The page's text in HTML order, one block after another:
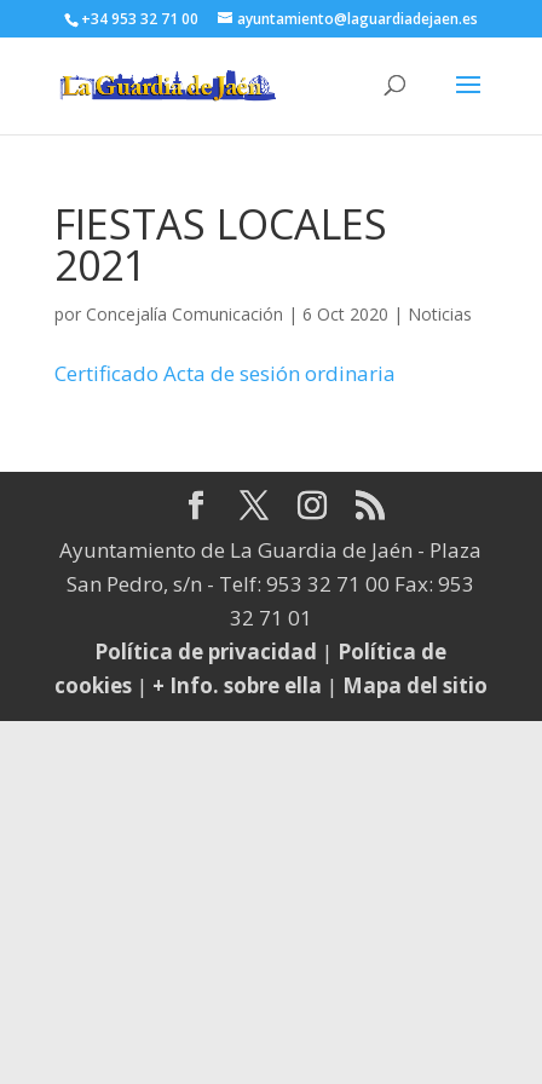
+34 953 32 71 00 ayuntamiento@laguardiadejaen.es
FIESTAS LOCALES
2021
por Concejalía Comunicación | 6 Oct 2020 | Noticias
Certificado Acta de sesión ordinaria
Ayuntamiento de La Guardia de Jaén - Plaza
San Pedro, s/n - Telf: 953 32 71 00 Fax: 953
32 71 01
Política de privacidad | Política de
cookies| + Info. sobre ella | Mapa del sitio